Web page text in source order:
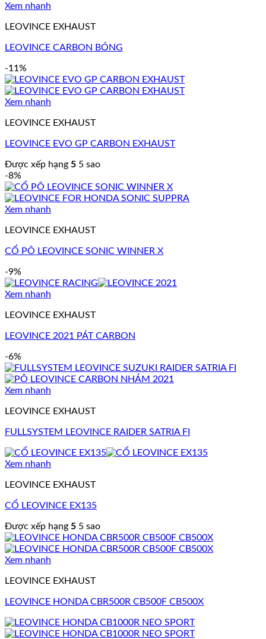
Xem nhanh
LEOVINCE EXHAUST
LEOVINCE CARBON BÓNG
-11%
Xem nhanh
LEOVINCE EXHAUST
LEOVINCE EVO GP CARBON EXHAUST
Được xếp hạng 5 5 sao
-8%
Xem nhanh
LEOVINCE EXHAUST
CỔ PÔ LEOVINCE SONIC WINNER X
-9%
Xem nhanh
LEOVINCE EXHAUST
LEOVINCE 2021 PÁT CARBON
-6%
Xem nhanh
LEOVINCE EXHAUST
FULLSYSTEM LEOVINCE RAIDER SATRIA FI
Xem nhanh
LEOVINCE EXHAUST
CỔ LEOVINCE EX135
Được xếp hạng 5 5 sao
Xem nhanh
LEOVINCE EXHAUST
LEOVINCE HONDA CBR500R CB500F CB500X